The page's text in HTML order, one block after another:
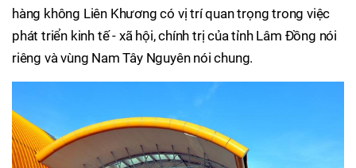
hàng không Liên Khương có vị trí quan trọng trong việc
phát triển kinh tế - xã hội, chính trị của tỉnh Lâm Đồng nói
riêng và vùng Nam Tây Nguyên nói chung.